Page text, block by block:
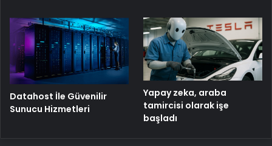
Datahost İle Güvenilir
Sunucu Hizmetleri
Yapay zeka, araba
tamircisi olarak işe
başladı